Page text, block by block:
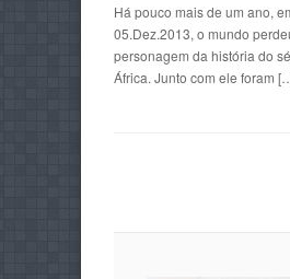
Há pouco mais de um ano,
05.Dez.2013, o mundo
personagem da história do
África. Junto com ele foram